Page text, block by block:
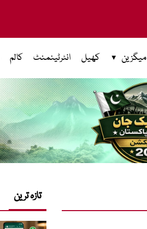
میگزین کھیل انٹرٹینمنٹ کالم
تازہ ترین